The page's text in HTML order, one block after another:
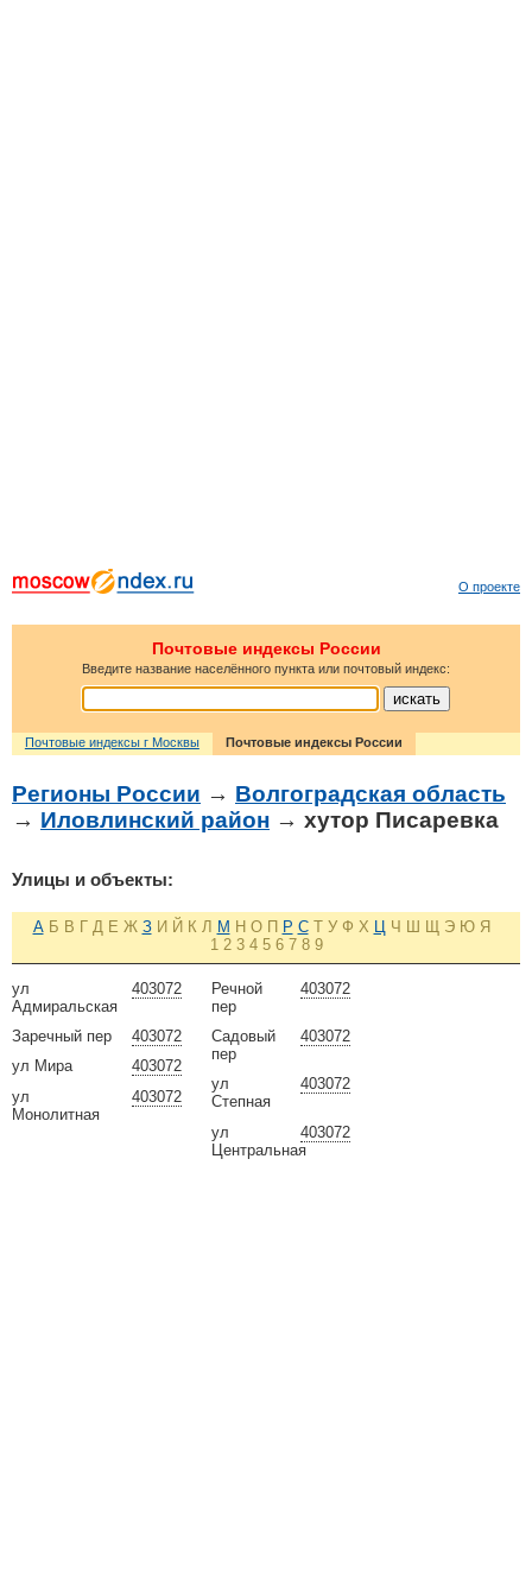
О проекте
Почтовые индексы России
Введите название населённого пункта или почтовый индекс:
Почтовые индексы г Москвы Почтовые индексы России
Регионы России → Волгоградская область
→ Иловлинский район → хутор Писаревка
Улицы и объекты:
А Б В Г Д Е Ж З И Й К Л М Н О П Р С Т У Ф Х Ц Ч Ш Щ Э Ю Я
1 2 3 4 5 6 7 8 9
403072
ул
Адмиральская
403072
Заречный пер
403072
ул Мира
403072
ул
Монолитная
403072
Речной
пер
403072
Садовый
пер
403072
ул
Степная
403072
ул
Центральная